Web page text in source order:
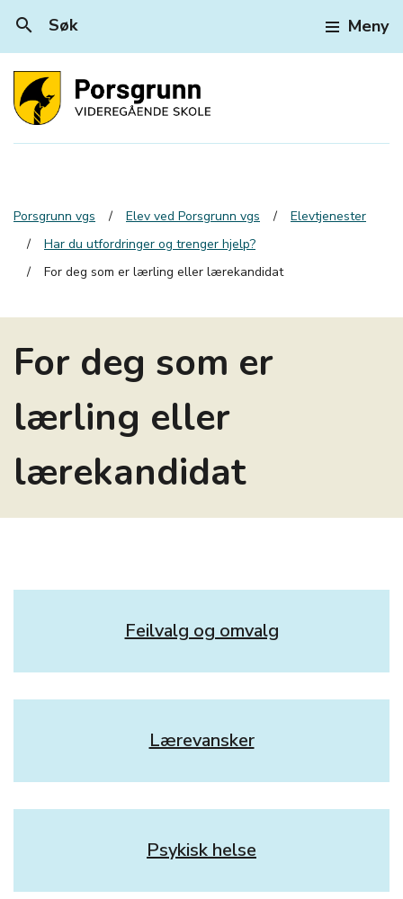
search Søk Meny
Porsgrunn vgs Elev ved Porsgrunn vgs
Elevtjenester
Har du utfordringer og trenger hjelp?
For deg som er lærling eller lærekandidat
For deg som er
lærling eller
lærekandidat
Feilvalg og omvalg
Lærevansker
Psykisk helse